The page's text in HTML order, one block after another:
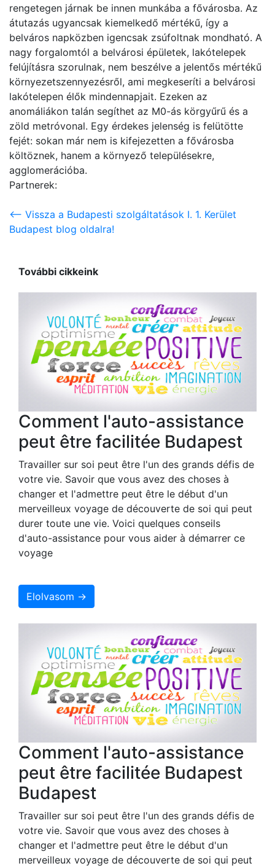
rengetegen járnak be innen munkába a fővárosba. Az
átutazás ugyancsak kiemelkedő mértékű, így a
belváros napközben igencsak zsúfoltnak mondható. A
nagy forgalomtól a belvárosi épületek, lakótelepek
felújításra szorulnak, nem beszélve a jelentős mértékű
környezetszennyezésről, ami megkeseríti a belvárosi
lakótelepen élők mindennapjait. Ezeken az
anomáliákon talán segíthet az M0-ás körgyűrű és a
zöld metróvonal. Egy érdekes jelenség is felütötte
fejét: sokan már nem is kifejezetten a fővárosba
költöznek, hanem a környező településekre,
agglomerációba.
Partnerek:
<-- Vissza a Budapesti szolgáltatások I. 1. Kerület
Budapest blog oldalra!
További cikkeink
Comment l'auto-assistance
peut être facilitée Budapest
Travailler sur soi peut être l'un des grands défis de
votre vie. Savoir que vous avez des choses à
changer et l'admettre peut être le début d'un
merveilleux voyage de découverte de soi qui peut
durer toute une vie. Voici quelques conseils
d'auto-assistance pour vous aider à démarrer ce
voyage
Elolvasom →
Comment l'auto-assistance
peut être facilitée Budapest
Budapest
Travailler sur soi peut être l'un des grands défis de
votre vie. Savoir que vous avez des choses à
changer et l'admettre peut être le début d'un
merveilleux voyage de découverte de soi qui peut